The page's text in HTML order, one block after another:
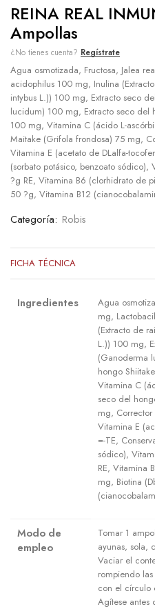
REINA REAL
Ampollas
¿No tienes cuenta? Regístrate
Agua osmotizada, Fructosa, Jalea
acidophilus 100 mg, Inulina
intybus L.)) 100 mg, Extracto seco
lucidum) 100 mg, Extracto seco del
100 mg, Vitamina C (ácido L-
Maitake (Grifola frondosa) 75 mg,
Vitamina E (acetato de DLalfa-
(sorbato potásico, benzoato
?g RE, Vitamina B6 (clorhidrato de
50 ?g, Vitamina B12
Categoría: Robis
FICHA TÉCNICA
Ingredientes
Agua
mg,
(Extracto de
L.)) 100 mg,
(Ganoderma
hongo
Vitamina C
seco del
mg,
Vitamina E
=-TE,
sódico),
RE, Vitamina
mg, Biotina
Modo de
empleo
Tomar 1
ayunas, sola,
Vaciar el
rompiendo
con el círculo
Agítese antes